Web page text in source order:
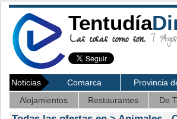
Tentudía
Las cosas como son. 7
Noticias Comarca Provincia
Alojamientos
Restaurantes De